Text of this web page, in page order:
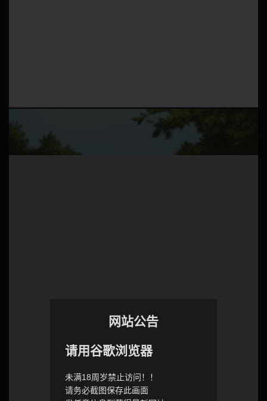
网站公告
请用谷歌浏览器
未满18周岁禁止访问！！
请务必截图保存此画面